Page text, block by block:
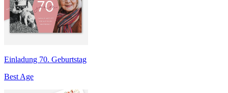
Einladung 70. Geburtstag
Best Age